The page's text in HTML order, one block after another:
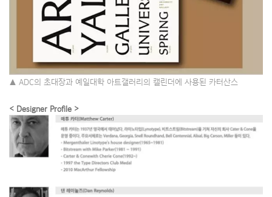
▲ ADC의 초대장과 예일대학 아트갤러리의 캘린더에 사용된 카터산스
< Designer Profile >